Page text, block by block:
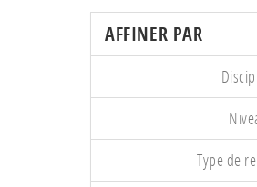
AFFINER PAR
Type de